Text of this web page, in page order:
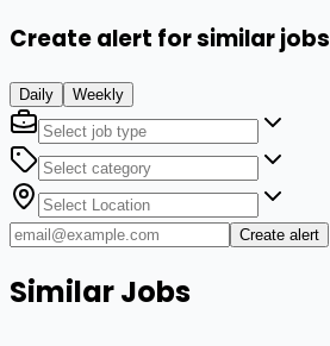
Create alert for similar jobs
Daily Weekly
Create alert
Similar Jobs